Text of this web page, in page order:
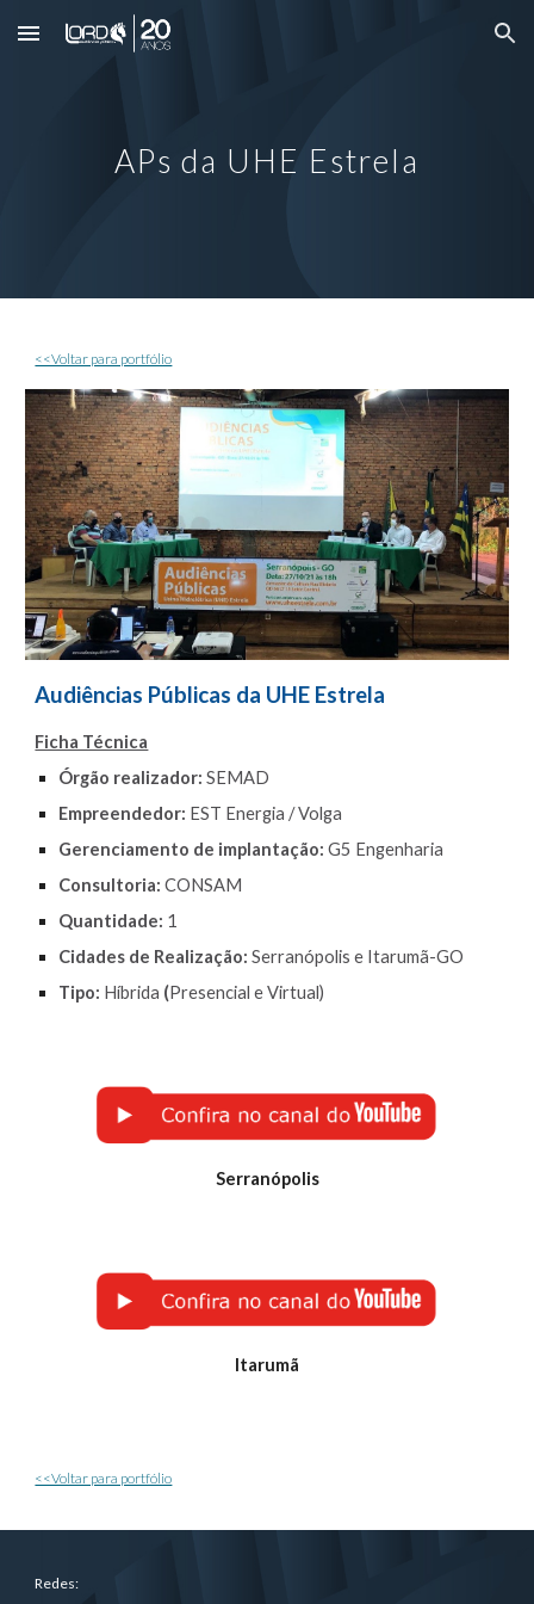
Skip to main content Skip to navigation
APs da UHE Estrela
<<Voltar para portfólio
Audiências Públicas da UHE Estrela
Ficha Técnica
Órgão realizador:SEMAD
Empreendedor: EST Energia / Volga
Gerenciamento de implantação:G5 Engenharia
Consultoria:CONSAM
Quantidade: 1
Cidades de Realização:Serranópolis e Itarumã-GO
Tipo: Híbrida (Presencial e Virtual)
Serranópolis
Itarumã
<<Voltar para portfólio
Redes: